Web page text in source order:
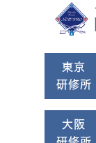
東京
研修所
大阪